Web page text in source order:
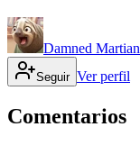
Damned Martian
Seguir Ver perfil
Comentarios